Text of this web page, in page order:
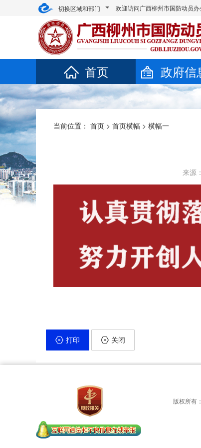
切换区域和部门 欢迎访问广西柳州市国防动员
首页 政府信
当前位置： 首页 > 首页横幅 > 横幅一
来源
打印 关闭
版权所有